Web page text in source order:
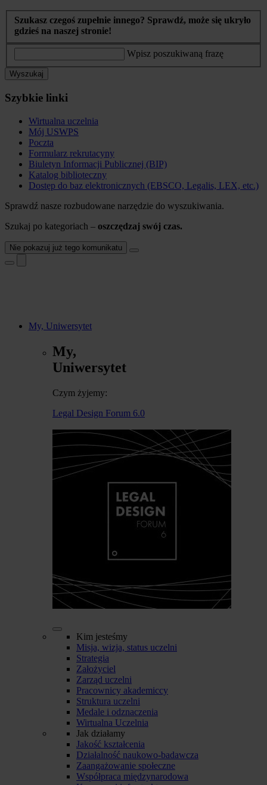
Szukasz czegoś zupełnie innego? Sprawdź, może się ukryło
gdzieś na naszej stronie!
Wpisz poszukiwaną frazę
Wyszukaj
Szybkie linki
Wirtualna uczelnia
Mój USWPS
Poczta
Formularz rekrutacyny
Biuletyn Informacji Publicznej (BIP)
Katalog biblioteczny
Dostęp do baz elektronicznych (EBSCO, Legalis, LEX, etc.)
Sprawdź nasze rozbudowane narzędzie do wyszukiwania.
Szukaj po kategoriach – oszczędzaj swój czas.
Nie pokazuj już tego komunikatu
My, Uniwersytet
My,
Uniwersytet
Czym żyjemy:
Legal Design Forum 6.0
Kim jesteśmy
Misja, wizja, status uczelni
Strategia
Założyciel
Zarząd uczelni
Pracownicy akademiccy
Struktura uczelni
Medale i odznaczenia
Wirtualna Uczelnia
Jak działamy
Jakość kształcenia
Działalność naukowo-badawcza
Zaangażowanie społeczne
Współpraca międzynarodowa